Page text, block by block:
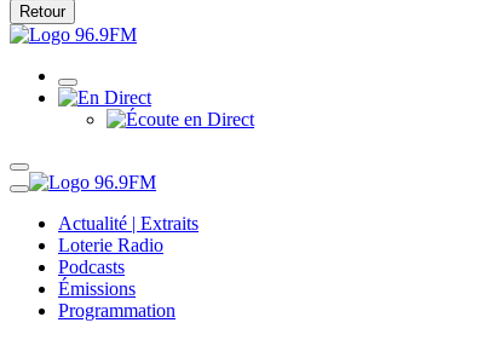
Retour
Actualité | Extraits
Loterie Radio
Podcasts
Émissions
Programmation